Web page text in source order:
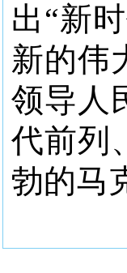
出“新
新的伟
领导人
代前列
勃的马